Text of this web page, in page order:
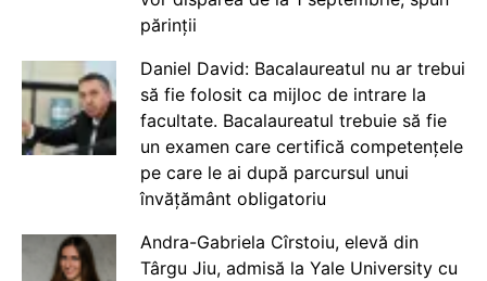
părinții
Daniel David: Bacalaureatul nu ar trebui
să fie folosit ca mijloc de intrare la
facultate. Bacalaureatul trebuie să fie
un examen care certifică competențele
pe care le ai după parcursul unui
învățământ obligatoriu
Andra-Gabriela Cîrstoiu, elevă din
Târgu Jiu, admisă la Yale University cu